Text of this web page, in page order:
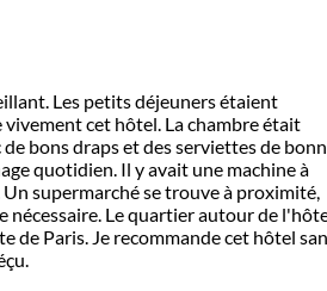
Les petits déjeuners étaient
cet hôtel. La chambre était
bons draps et des serviettes de
quotidien. Il y avait une machine à
supermarché se trouve à proximité,
nécessaire. Le quartier autour de
de Paris. Je recommande cet hôtel